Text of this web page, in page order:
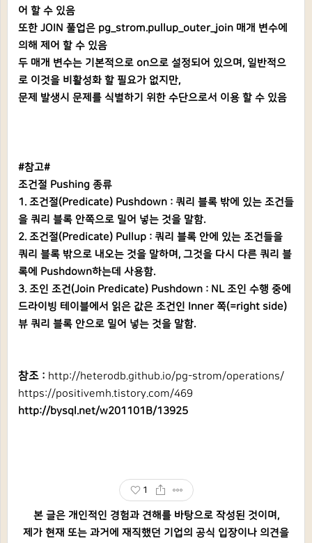
어 할 수 있음
또한 JOIN 풀업은 pg_strom.pullup_outer_join 매개 변수에
의해 제어 할 수 있음
두 매개 변수는 기본적으로 on으로 설정되어 있으며, 일반적으
로 이것을 비활성화 할 필요가 없지만,
문제 발생시 문제를 식별하기 위한 수단으로서 이용 할 수 있음
#참고#
조건절 Pushing 종류
1. 조건절(Predicate) Pushdown : 쿼리 블록 밖에 있는 조건들
을 쿼리 블록 안쪽으로 밀어 넣는 것을 말함.
2. 조건절(Predicate) Pullup : 쿼리 블록 안에 있는 조건들을
쿼리 블록 밖으로 내오는 것을 말하며, 그것을 다시 다른 쿼리 블
록에 Pushdown하는데 사용함.
3. 조인 조건(Join Predicate) Pushdown : NL 조인 수행 중에
드라이빙 테이블에서 읽은 값은 조건인 Inner 쪽(=right side)
뷰 쿼리 블록 안으로 밀어 넣는 것을 말함.
참조 : http://heterodb.github.io/pg-strom/operations/
https://positivemh.tistory.com/469
http://bysql.net/w201101B/13925
1
본 글은 개인적인 경험과 견해를 바탕으로 작성된 것이며,
제가 현재 또는 과거에 재직했던 기업의 공식 입장이나 의견을